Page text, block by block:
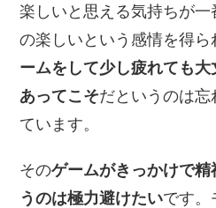
楽しいと思える気持ちが
の楽しいという感情を得ら
ームをして少し疲れても
あってこそだというのは
ています。
そのゲームがきっかけで
うのは極力避けたいです。